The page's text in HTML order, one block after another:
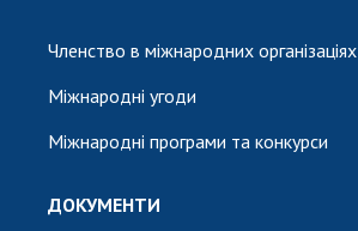
Членство в міжнародних організаціях
Міжнародні угоди
Міжнародні програми та конкурси
ДОКУМЕНТИ